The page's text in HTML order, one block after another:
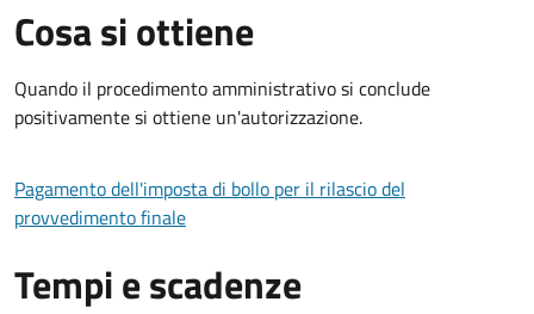
Cosa si ottiene
Quando il procedimento amministrativo si conclude
positivamente si ottiene un'autorizzazione.
Pagamento dell'imposta di bollo per il rilascio del
provvedimento finale
Tempi e scadenze